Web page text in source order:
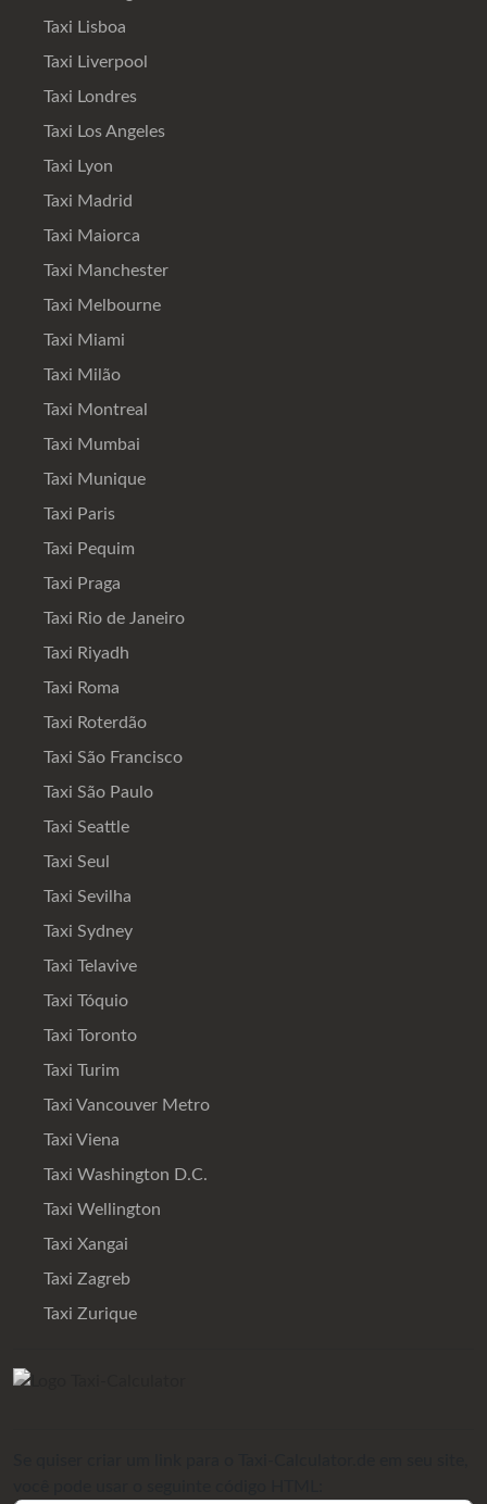
Taxi Lisboa
Taxi Liverpool
Taxi Londres
Taxi Los Angeles
Taxi Lyon
Taxi Madrid
Taxi Maiorca
Taxi Manchester
Taxi Melbourne
Taxi Miami
Taxi Milão
Taxi Montreal
Taxi Mumbai
Taxi Munique
Taxi Paris
Taxi Pequim
Taxi Praga
Taxi Rio de Janeiro
Taxi Riyadh
Taxi Roma
Taxi Roterdão
Taxi São Francisco
Taxi São Paulo
Taxi Seattle
Taxi Seul
Taxi Sevilha
Taxi Sydney
Taxi Telavive
Taxi Tóquio
Taxi Toronto
Taxi Turim
Taxi Vancouver Metro
Taxi Viena
Taxi Washington D.C.
Taxi Wellington
Taxi Xangai
Taxi Zagreb
Taxi Zurique